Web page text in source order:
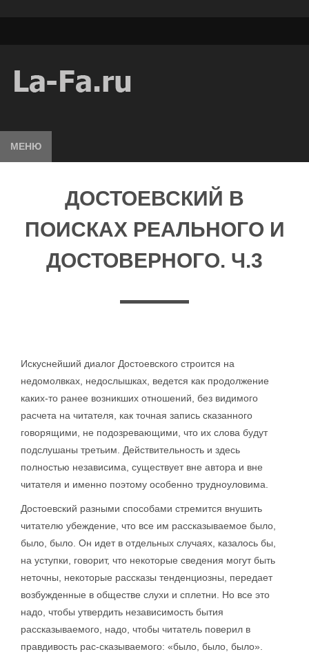
МЕНЮ
ДОСТОЕВСКИЙ В
ПОИСКАХ РЕАЛЬНОГО И
ДОСТОВЕРНОГО. Ч.3
Искуснейший диалог Достоевского строится на
недомолвках, недослышках, ведется как продолжение
каких-то ранее возникших отношений, без видимого
расчета на читателя, как точная запись сказанного
говорящими, не подозревающими, что их слова будут
подслушаны третьим. Действительность и здесь
полностью независима, существует вне автора и вне
читателя и именно поэтому особенно трудноуловима.
Достоевский разными способами стремится внушить
читателю убеждение, что все им рассказываемое было,
было, было. Он идет в отдельных случаях, казалось бы,
на уступки, говорит, что некоторые сведения могут быть
неточны, некоторые рассказы тенденциозны, передает
возбужденные в обществе слухи и сплетни. Но все это
надо, чтобы утвердить независимость бытия
рассказываемого, надо, чтобы читатель поверил в
правдивость рас-сказываемого: «было, было, было».